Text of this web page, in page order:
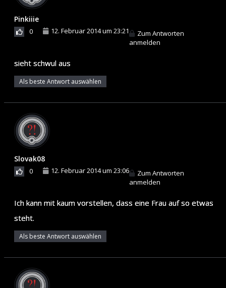
Pinkiiie
0 12. Februar 2014 um 23:21
Zum Antworten
anmelden
sieht schwul aus
Als beste Antwort auswählen
Slovak08
0 12. Februar 2014 um 23:06
Zum Antworten
anmelden
Ich kann mit kaum vorstellen, dass eine Frau auf so etwas
steht.
Als beste Antwort auswählen